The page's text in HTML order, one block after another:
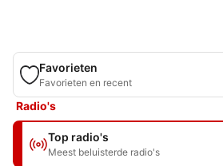
Favorieten
Favorieten en recent
Radio's
Top radio's
Meest beluisterde radio's